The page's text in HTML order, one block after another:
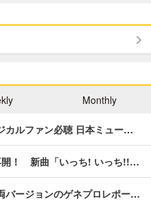
Monthly
カルファン必聴 日本ミュー…
！ 新曲「いっち! いっち!!…
バージョンのゲネプロレポー…